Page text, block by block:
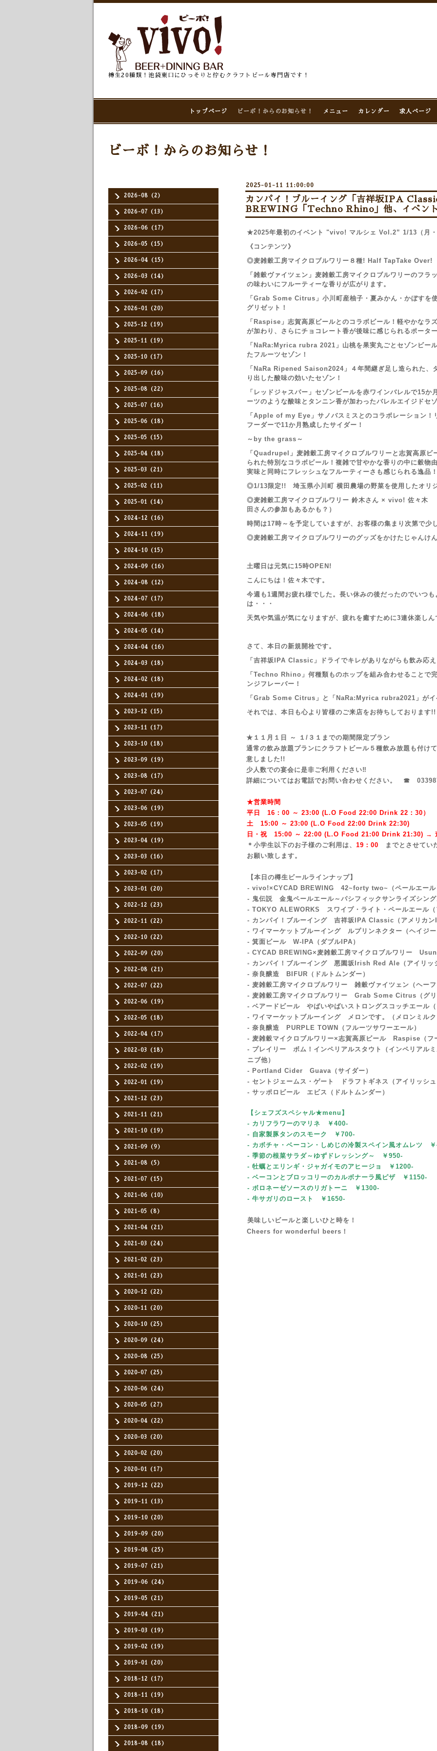
樽生20種類！池袋東口にひっそりと佇むクラフトビール専門店です！
トップページ ビーボ！からのお知らせ！ メニュー カレンダー 求人ページ
2026-08（2）
2026-07（13）
2026-06（17）
2026-05（15）
2026-04（15）
2026-03（14）
2026-02（17）
2026-01（20）
2025-12（19）
2025-11（19）
2025-10（17）
2025-09（16）
2025-08（22）
2025-07（16）
2025-06（18）
2025-05（15）
2025-04（18）
2025-03（21）
2025-02（11）
2025-01（14）
2024-12（16）
2024-11（19）
2024-10（15）
2024-09（16）
2024-08（12）
2024-07（17）
2024-06（18）
2024-05（14）
2024-04（16）
2024-03（18）
2024-02（18）
2024-01（19）
2023-12（15）
2023-11（17）
2023-10（18）
2023-09（19）
2023-08（17）
2023-07（24）
2023-06（19）
2023-05（19）
2023-04（19）
2023-03（16）
2023-02（17）
2023-01（20）
2022-12（23）
2022-11（22）
2022-10（22）
2022-09（20）
2022-08（21）
2022-07（22）
2022-06（19）
2022-05（18）
2022-04（17）
2022-03（18）
2022-02（19）
2022-01（19）
2021-12（23）
2021-11（21）
2021-10（19）
2021-09（9）
2021-08（5）
2021-07（15）
2021-06（10）
2021-05（8）
2021-04（21）
2021-03（24）
2021-02（23）
2021-01（23）
2020-12（22）
2020-11（20）
2020-10（25）
2020-09（24）
2020-08（25）
2020-07（25）
2020-06（24）
2020-05（27）
2020-04（22）
2020-03（20）
2020-02（20）
2020-01（17）
2019-12（22）
2019-11（13）
2019-10（20）
2019-09（20）
2019-08（25）
2019-07（21）
2019-06（24）
2019-05（21）
2019-04（21）
2019-03（19）
2019-02（19）
2019-01（20）
2018-12（17）
2018-11（19）
2018-10（18）
2018-09（19）
2018-08（18）
ビーボ！からのお知らせ！
2025-01-11 11:00:00
カンパイ！ブルーイング「吉祥坂IPA
BREWING「Techno Rhino」他、イベン
★2025年最初のイベント "vivo! マルシェ Vol.2” 1/13（月
《コンテンツ》
◎麦雑穀工房マイクロブルワリー８種! Half TapTake Over!
「雑穀ヴァイツェン」麦雑穀工房マイクロブルワリーのフラ
の味わいにフルーティーな香りが広がります。
「Grab Some Citrus」小川町産柚子・夏みかん・かぼすを
グリゼット！
「Raspise」志賀高原ビールとのコラボビール！軽やかなラ
が加わり、さらにチョコレート香が後味に感じられるポータ
「NaRa:Myrica rubra 2021」山桃を果実丸ごとセゾンビー
たフルーツセゾン！
「NaRa Ripened Saison2024」４年間継ぎ足し造られた、
り出した酸味の効いたセゾン！
「レッドジャスパー」セゾンビールを赤ワインバレルで15か
ーツのような酸味とタンニン香が加わったバレルエイジドセ
「Apple of my Eye」サノバスミスとのコラボレーション！
フーダーで11か月熟成したサイダー！
～by the grass～
「Quadrupel」麦雑穀工房マイクロブルワリーと志賀高原ビ
られた特別なコラボビール！複雑で甘やかな香りの中に穀物
実味と同時にフレッシュなフルーティーさも感じられる逸品
◎1/13限定!! 埼玉県小川町 横田農場の野菜を使用したオリ
◎麦雑穀工房マイクロブルワリー 鈴木さん × vivo! 佐々木
田さんの参加もあるかも？）
時間は17時～を予定していますが、お客様の集まり次第で少
◎麦雑穀工房マイクロブルワリーのグッズをかけたじゃんけ
土曜日は元気に15時OPEN!
こんにちは！佐々木です。
今週も1週間お疲れ様でした。長い休みの後だったのでいつ
は・・・
天気や気温が気になりますが、疲れを癒すために3連休楽し
さて、本日の新規開栓です。
「吉祥坂IPA Classic」ドライでキレがありながらも飲み応
「Techno Rhino」何種類ものホップを組み合わせることで
ンジフレーバー！
「Grab Some Citrus」と
「NaRa:Myrica rubra2021」が
それでは、本日も心より皆様のご来店をお待ちしております!!
★１１月１日 ～ １/３１までの期間限定プラン
通常の飲み放題プランにクラフトビール５種飲み放題も付け
意しました!!
少人数での宴会に是非ご利用ください‼
詳細についてはお電話でお問い合わせください。 ☎
★営業時間
平日 16：00 ～ 23:00 (L.O Food 22:00 Drink 22：30）
土 15:00 ～ 23:00 ( L.O Food 22:00 Drink 22:30)
日・祝 15:00 ～ 22:00 ( L.O Food 21:00 Drink 21:30) →
＊小学生以下のお子様のご利用は、 19：00
までとさせてい
お願い致します。
【本日の樽生ビールラインナップ】
- vivo!×CYCAD BREWING 42~forty two~
（ペールエー
- 鬼伝説 金鬼ペールエール～パシフィックサンライズシン
- TOKYO ALEWORKS スワイプ・ライト・ペールエール
- カンパイ！ブルーイング 吉祥坂IPA Classic （アメリカ
- ワイマーケットブルーイング ルプリンネクター（ヘイジ
- 箕面ビール W-IPA（ダブルIPA）
- CYCAD BREWING×麦雑穀工房マイクロブルワリー
- カンパイ！ブルーイング 悪園坂Irish Red Ale （アイリ
- 奈良醸造 BIFUR（ドルトムンダー ）
- 麦雑穀工房マイクロブルワリー 雑穀ヴァイツェン（ヘー
- 麦雑穀工房マイクロブルワリー Grab Some Citrus（グ
- ベアードビール やばいやばいストロングスコッチエール
‐ ワイマーケットブルーイング メロンです。（メロンミル
- 奈良醸造 PURPLE TOWN（フルーツサワーエール）
- 麦雑穀マイクロブルワリー×志賀高原ビール Raspise（フ
‐ プレイリー ボム！インペリアルスタウト
（インペリアル
ニブ他）
- Portland Cider Guava（サイダー）
- セントジェームス・ゲート ドラフトギネス（アイリッシ
- サッポロビール エビス（ドルトムンダー）
【シェフズスペシャル★menu 】
- カリフラワーのマリネ ￥400-
- 自家製豚タンのスモーク
￥700-
- カボチャ・ベーコン・しめじの冷製スペイン風オムレツ
- 季節の根菜サラダ～ゆずドレッシング～
￥950-
- 牡蠣とエリンギ・ジャガイモのアヒージョ ￥1200-
- ベーコンとブロッコリーのカルボナーラ風ピザ ￥1150-
- ボロネーゼソースのリガトーニ ￥1300-
- 牛サガリのロースト
￥1650-
美味しいビールと楽しいひと時を！
Cheers for wonderful beers！